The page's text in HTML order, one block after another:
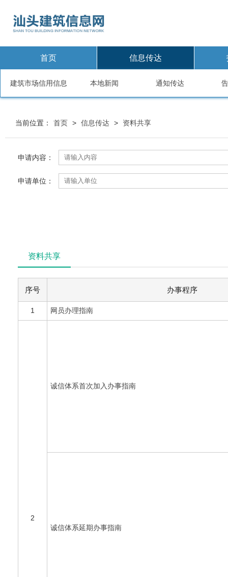
首页 信息传达
建筑市场信用信息 本地新闻 通知传达
当前位置： 首页 > 信息传达 > 资料共享
申请内容：
申请单位：
资料共享
序号 办事程序
1 网员办理指南
2
诚信体系首次加入办事指南
诚信体系延期办事指南